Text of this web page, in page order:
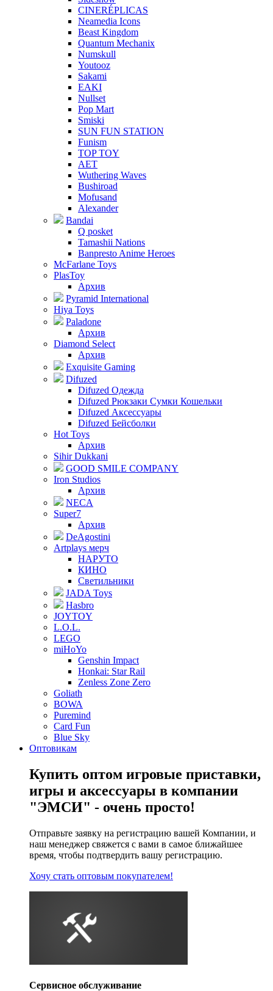
CINERÉPLICAS
Neamedia Icons
Beast Kingdom
Quantum Mechanix
Numskull
Youtooz
Sakami
EAKI
Nullset
Pop Mart
Smiski
SUN FUN STATION
Funism
TOP TOY
AET
Wuthering Waves
Bushiroad
Mofusand
Alexander
Bandai
Q posket
Tamashii Nations
Banpresto Anime Heroes
McFarlane Toys
PlasToy
Архив
Pyramid International
Hiya Toys
Paladone
Архив
Diamond Select
Архив
Exquisite Gaming
Difuzed
Difuzed Одежда
Difuzed Рюкзаки Сумки Кошельки
Difuzed Аксессуары
Difuzed Бейсболки
Hot Toys
Архив
Sihir Dukkani
GOOD SMILE COMPANY
Iron Studios
Архив
NECA
Super7
Архив
DeAgostini
Artplays мерч
НАРУТО
КИНО
Светильники
JADA Toys
Hasbro
JOYTOY
L.O.L.
LEGO
miHoYo
Genshin Impact
Honkai: Star Rail
Zenless Zone Zero
Goliath
BOWA
Puremind
Card Fun
Blue Sky
Оптовикам
Купить оптом игровые приставки,
игры и аксессуары в компании
"ЭМСИ" - очень просто!
Отправьте заявку на регистрацию вашей Компании, и
наш менеджер свяжется с вами в самое ближайшее
время, чтобы подтвердить вашу регистрацию.
Хочу стать оптовым покупателем!
Сервисное обслуживание